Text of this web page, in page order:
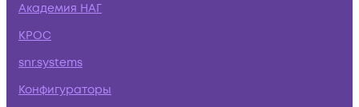
Академия НАГ
КРОС
snr.systems
Конфигураторы